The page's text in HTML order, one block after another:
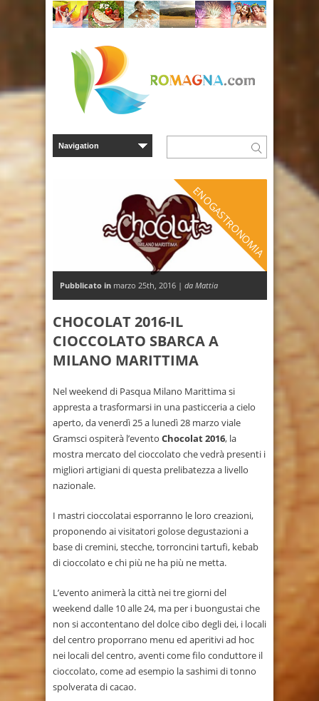
ENOGASTRONOMIA
Pubblicato in marzo 25th, 2016 | da Mattia
CHOCOLAT 2016-IL
CIOCCOLATO SBARCA A
MILANO MARITTIMA
Nel weekend di Pasqua Milano Marittima si
appresta a trasformarsi in una pasticceria a cielo
aperto, da venerdì 25 a lunedì 28 marzo viale
Gramsci ospiterà l’evento Chocolat 2016, la
mostra mercato del cioccolato che vedrà presenti i
migliori artigiani di questa prelibatezza a livello
nazionale.
I mastri cioccolatai esporranno le loro creazioni,
proponendo ai visitatori golose degustazioni a
base di cremini, stecche, torroncini tartufi, kebab
di cioccolato e chi più ne ha più ne metta.
L’evento animerà la città nei tre giorni del
weekend dalle 10 alle 24, ma per i buongustai che
non si accontentano del dolce cibo degli dei, i locali
del centro proporrano menu ed aperitivi ad hoc
nei locali del centro, aventi come filo conduttore il
cioccolato, come ad esempio la sashimi di tonno
spolverata di cacao.